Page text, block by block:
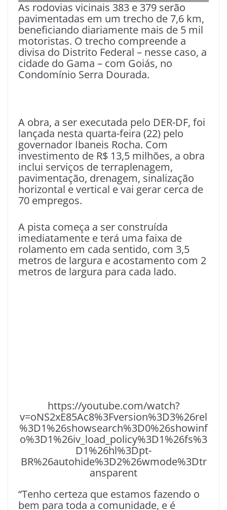
As rodovias vicinais 383 e 379 serão
pavimentadas em um trecho de 7,6 km,
beneficiando diariamente mais de 5 mil
motoristas. O trecho compreende a
divisa do Distrito Federal – nesse caso, a
cidade do Gama – com Goiás, no
Condomínio Serra Dourada.
A obra, a ser executada pelo DER-DF, foi
lançada nesta quarta-feira (22) pelo
governador Ibaneis Rocha. Com
investimento de R$ 13,5 milhões, a obra
inclui serviços de terraplenagem,
pavimentação, drenagem, sinalização
horizontal e vertical e vai gerar cerca de
70 empregos.
A pista começa a ser construída
imediatamente e terá uma faixa de
rolamento em cada sentido, com 3,5
metros de largura e acostamento com 2
metros de largura para cada lado.
https://youtube.com/watch?
v=oNS2xE85Ac8%3Fversion%3D3%26rel
%3D1%26showsearch%3D0%26showinf
o%3D1%26iv_load_policy%3D1%26fs%3
D1%26hl%3Dpt-
BR%26autohide%3D2%26wmode%3Dtr
ansparent
“Tenho certeza que estamos fazendo o
bem para toda a comunidade, e é